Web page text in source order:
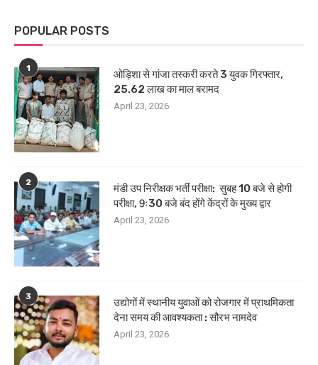
POPULAR POSTS
1
ओड़िशा से गांजा तस्करी करते 3 युवक गिरफ्तार,
25.62 लाख का माल बरामद
April 23, 2026
2
मंडी उप निरीक्षक भर्ती परीक्षा: सुबह 10 बजे से होगी
परीक्षा, 9ः30 बजे बंद होंगे केंद्रों के मुख्य द्वार
April 23, 2026
3
उद्योगों में स्थानीय युवाओं को रोजगार में प्राथमिकता
देना समय की आवश्यकता : सौरभ नामदेव
April 23, 2026